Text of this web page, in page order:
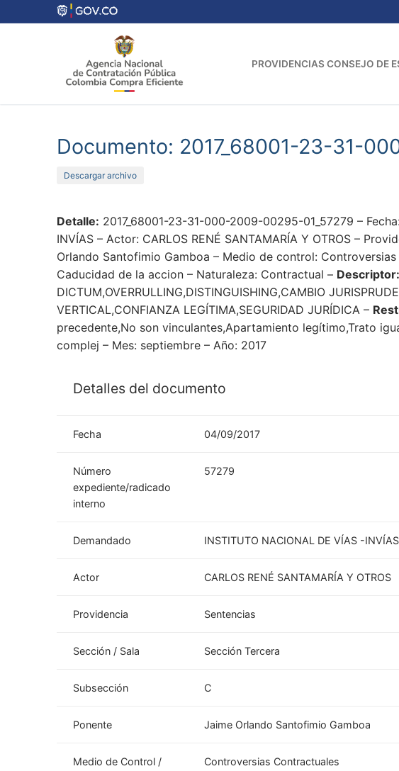
al
PROVIDENCIAS CONSEJO DE
Documento: 2017_68001-23-31-
Descargar archivo
Detalle: 2017_68001-23-31-000-2009-00295-01_57279 –
INVÍAS – Actor: CARLOS RENÉ SANTAMARÍA Y OTROS –
Orlando Santofimio Gamboa – Medio de control:
Caducidad de la accion – Naturaleza: Contractual – Descriptor:
DICTUM,OVERRULLING,DISTINGUISHING,CAMBIO
VERTICAL,CONFIANZA LEGÍTIMA,SEGURIDAD JURÍDICA –
precedente,No son vinculantes,Apartamiento legítimo,Trato
complej – Mes: septiembre – Año: 2017
Detalles del documento
Fecha 04/09/2017
Número
expediente/radicado
interno
57279
Demandado INSTITUTO NACIONAL DE VÍAS -INVÍAS
Actor CARLOS RENÉ SANTAMARÍA Y OTROS
Providencia Sentencias
Sección / Sala Sección Tercera
Subsección C
Ponente Jaime Orlando Santofimio Gamboa
Medio de Control /
Controversias Contractuales